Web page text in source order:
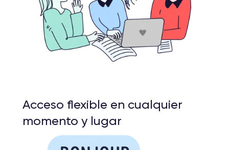
Acceso flexible en cualquier
momento y lugar